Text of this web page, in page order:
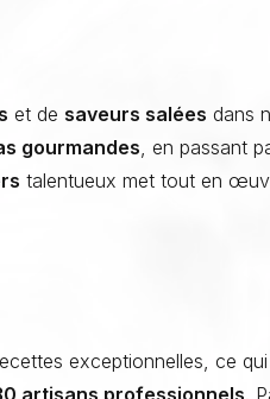
et de saveurs salées dans
gourmandes , en passant
talentueux met tout en
exceptionnelles, ce